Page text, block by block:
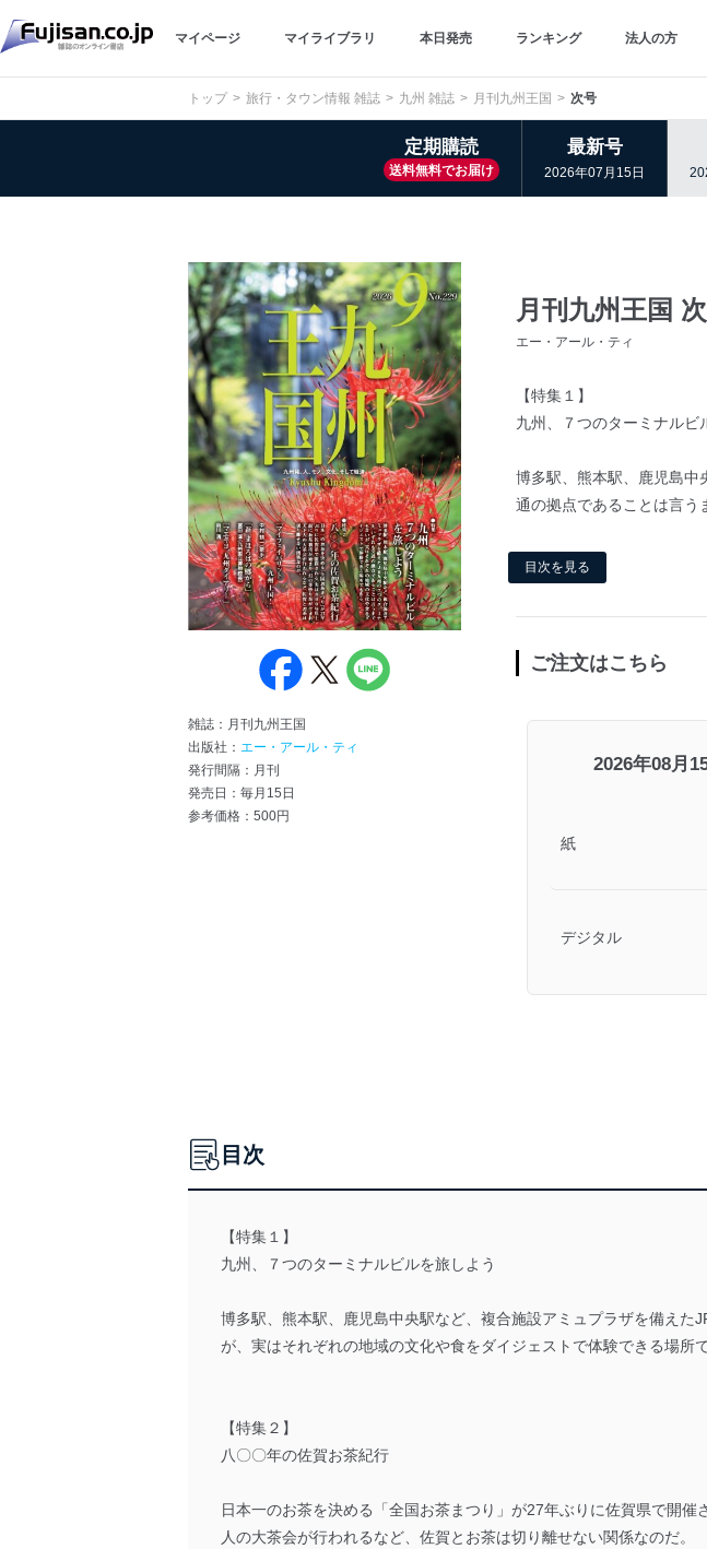
マイページ マイライブラリ 本日発売 ランキング 法人の方
トップ 旅行・タウン情報 雑誌 九州 雑誌 月刊九州王国 次号
定期購読
送料無料でお届け
最新号
2026年07月15日
雑誌：月刊九州王国
出版社： エー・アール・ティ
発行間隔：月刊
発売日：毎月15日
参考価格：500円
月刊九州王国
エー・アール・ティ
【特集１】
九州、７つのターミナルビ
博多駅、熊本駅、鹿児島中
通の拠点であることは言う
目次を見る
ご注文はこちら
2026年08月
紙
デジタル
目次
【特集１】
九州、７つのターミナルビルを旅しよう
博多駅、熊本駅、鹿児島中央駅など、複合施設アミュプラザを備え
が、実はそれぞれの地域の文化や食をダイジェストで体験できる場所で
【特集２】
八〇〇年の佐賀お茶紀行
日本一のお茶を決める「全国お茶まつり」が27年ぶりに佐賀県で開
人の大茶会が行われるなど、佐賀とお茶は切り離せない関係なのだ。